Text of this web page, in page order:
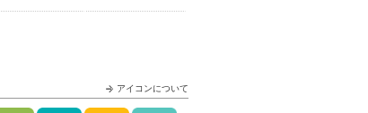
アイコンについて